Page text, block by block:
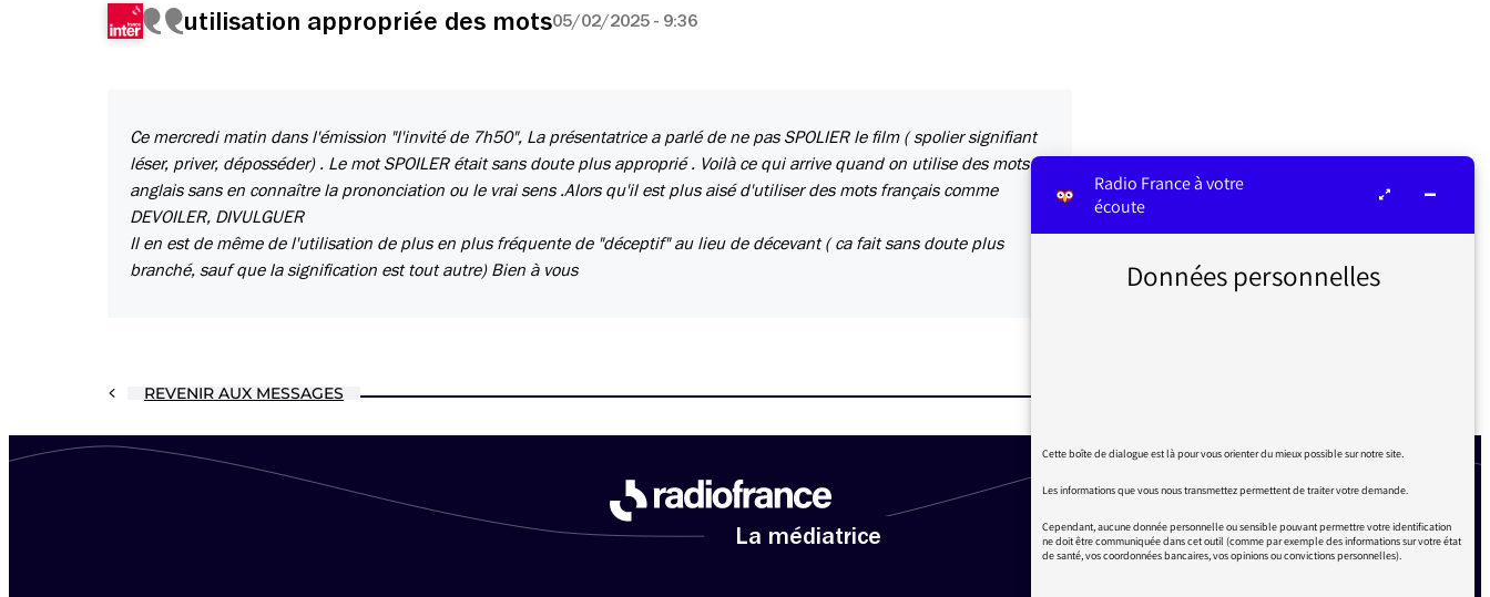
utilisation appropriée des mots05/02/2025 - 9:36
Ce mercredi matin dans l'émission "l'invité de 7h50", La présentatrice a parlé de ne pas SPOLIER le film ( spolier signifiant
léser, priver, déposséder) . Le mot SPOILER était sans doute plus approprié . Voilà ce qui arrive quand on utilise des mots
anglais sans en connaître la prononciation ou le vrai sens .Alors qu'il est plus aisé d'utiliser des mots français comme
DEVOILER, DIVULGUER
Il en est de même de l'utilisation de plus en plus fréquente de "déceptif" au lieu de décevant ( ca fait sans doute plus
branché, sauf que la signification est tout autre) Bien à vous
REVENIR AUX MESSAGES
La médiatrice
Radio France à votre
écoute
Données personnelles
Cette boîte de dialogue est là pour vous orienter du mieux possible sur notre site.
Les informations que vous nous transmettez permettent de traiter votre demande.
Cependant, aucune donnée personnelle ou sensible pouvant permettre votre identification
ne doit être communiquée dans cet outil (comme par exemple des informations sur votre état
de santé, vos coordonnées bancaires, vos opinions ou convictions personnelles).